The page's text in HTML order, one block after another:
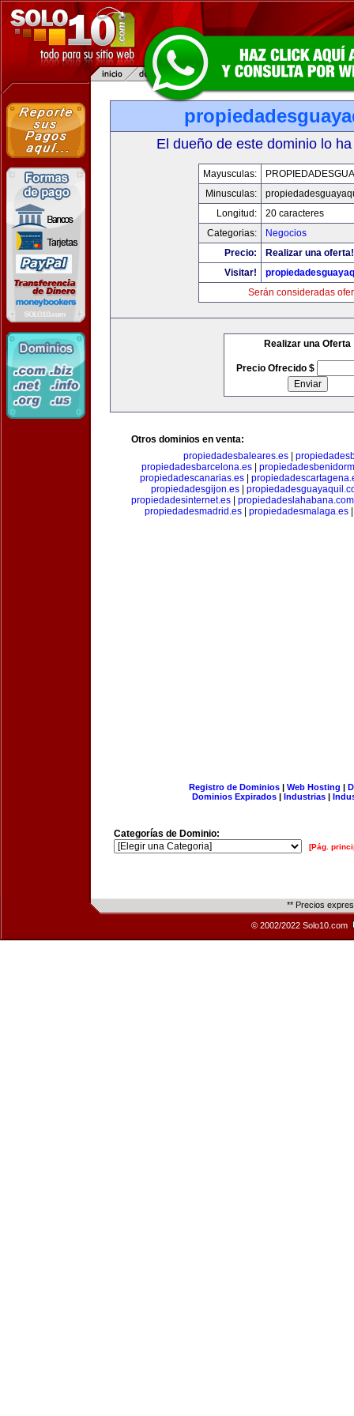
El dueño de este dominio lo
Mayusculas:
Minusculas:
Longitud:
20 caracteres
Categorias:
Negocios
Precio:
Realizar una oferta!
Visitar!
Serán consideradas
Realizar una Oferta
Precio Ofrecido $
Otros dominios en venta:
propiedadesbaleares.es
propiedadesbarcelona.es
propiedadescanarias.es|
propiedadesgijon.es
propiedadesinternet.es
propiedadeslahabana.com
propiedadesmadrid.es
propiedadesmalaga.es
Registro de Dominios| Web Hosting |
Dominios Expirados | Industrias |
Categorías de Dominio:
[Pág.
** Precios
© 2002/2022 Solo10.com